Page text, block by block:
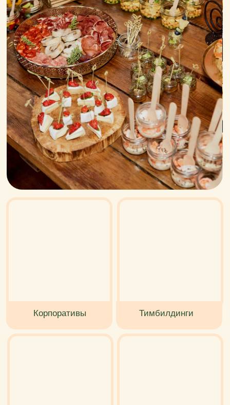
Корпоративы Тимбилдинги
и открытия
и семинары